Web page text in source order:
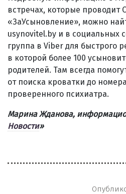
встречах, которые проводит
«ЗаУсыновление», можно
usynovitel.by и в социальных
группа в Viber для быстрого
в которой более 100
родителей. Там всегда
от поиска кроватки до
проверенного психиатра.
Марина Жданова,
Новости»